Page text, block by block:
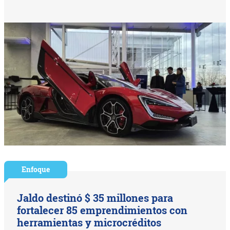
Enfoque
Jaldo destinó $ 35 millones para
fortalecer 85 emprendimientos con
herramientas y microcréditos